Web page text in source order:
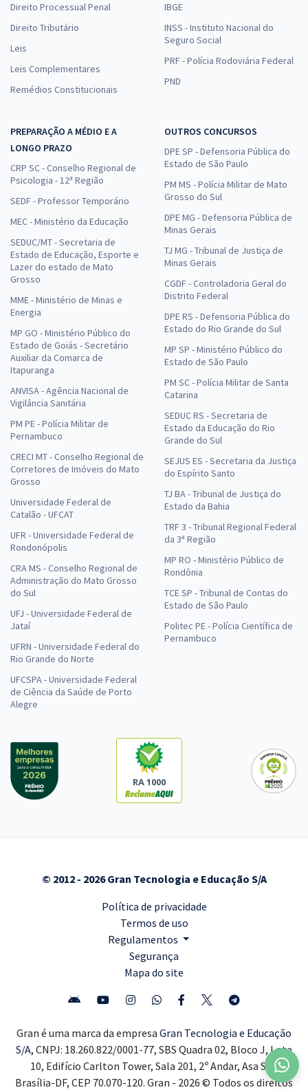
Direito Processual Penal
Direito Tributário
Leis
Leis Complementares
Remédios Constitucionais
IBGE
INSS - Instituto Nacional do
Seguro Social
PRF - Polícia Rodoviária Federal
PND
PREPARAÇÃO A MÉDIO E A
LONGO PRAZO
CRP SC - Conselho Regional de
Psicologia - 12ª Região
SEDF - Professor Temporário
MEC - Ministério da Educação
SEDUC/MT - Secretaria de
Estado de Educação, Esporte e
Lazer do estado de Mato
Grosso
MME - Ministério de Minas e
Energia
MP GO - Ministério Público do
Estado de Goiás - Secretário
Auxiliar da Comarca de
Itapuranga
ANVISA - Agência Nacional de
Vigilância Sanitária
PM PE - Polícia Militar de
Pernambuco
CRECI MT - Conselho Regional de
Corretores de Imóveis do Mato
Grosso
Universidade Federal de
Catalão - UFCAT
UFR - Universidade Federal de
Rondonópolis
CRA MS - Conselho Regional de
Administração do Mato Grosso
do Sul
UFJ - Universidade Federal de
Jataí
UFRN - Universidade Federal do
Rio Grande do Norte
UFCSPA - Universidade Federal
de Ciência da Saúde de Porto
Alegre
OUTROS CONCURSOS
DPE SP - Defensoria Pública do
Estado de São Paulo
PM MS - Polícia Militar de Mato
Grosso do Sul
DPE MG - Defensoria Pública de
Minas Gerais
TJ MG - Tribunal de Justiça de
Minas Gerais
CGDF - Controladoria Geral do
Distrito Federal
DPE RS - Defensoria Pública do
Estado do Rio Grande do Sul
MP SP - Ministério Público do
Estado de São Paulo
PM SC - Polícia Militar de Santa
Catarina
SEDUC RS - Secretaria de
Estado da Educação do Rio
Grande do Sul
SEJUS ES - Secretaria da Justiça
do Espírito Santo
TJ BA - Tribunal de Justiça do
Estado da Bahia
TRF 3 - Tribunal Regional Federal
da 3ª Região
MP RO - Ministério Público de
Rondônia
TCE SP - Tribunal de Contas do
Estado de São Paulo
Politec PE - Polícia Científica de
Pernambuco
RA 1000
© 2012 - 2026 Gran Tecnologia e Educação S/A
Política de privacidade
Termos de uso
Regulamentos
Segurança
Mapa do site
Gran é uma marca da empresa Gran Tecnologia e Educação
S/A, CNPJ: 18.260.822/0001-77, SBS Quadra 02, Bloco J, Lote
10, Edifício Carlton Tower, Sala 201, 2º Andar, Asa Sul,
Brasília-DF, CEP 70.070-120. Gran - 2026 © Todos os direitos